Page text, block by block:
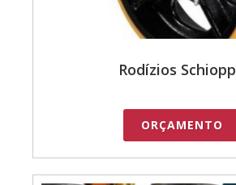
Rodízios Schioppa
ORÇAMENTO